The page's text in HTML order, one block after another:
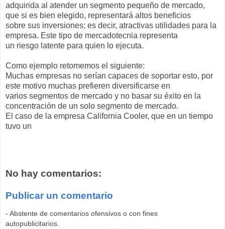
adquirida al atender un segmento pequeño de mercado,
que si es bien elegido, representará altos beneficios
sobre sus inversiones; es decir, atractivas utilidades para la
empresa. Este tipo de mercadotecnia representa
un riesgo latente para quien lo ejecuta.
Como ejemplo retomemos el siguiente:
Muchas empresas no serían capaces de soportar esto, por
este motivo muchas prefieren diversificarse en
varios segmentos de mercado y no basar su éxito en la
concentración de un solo segmento de mercado.
El caso de la empresa California Cooler, que en un tiempo
tuvo un
No hay comentarios:
Publicar un comentario
- Abstente de comentarios ofensivos o con fines
autopublicitarios.